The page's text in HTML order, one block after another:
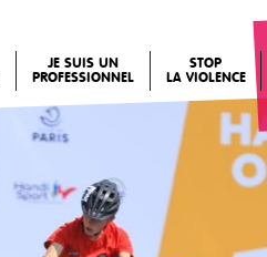
JE SUIS UN
PROFESSIONNEL
STOP
LA VIOLENCE